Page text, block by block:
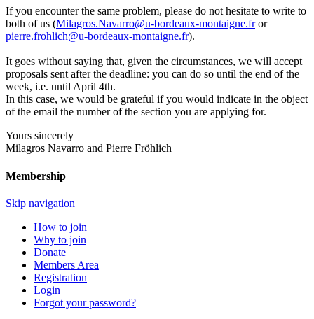
If you encounter the same problem, please do not hesitate to write to
both of us (Milagros.Navarro@u-bordeaux-montaigne.fror
pierre.frohlich@u-bordeaux-montaigne.fr).
It goes without saying that, given the circumstances, we will accept
proposals sent after the deadline: you can do so until the end of the
week, i.e. until April 4th.
In this case, we would be grateful if you would indicate in the object
of the email the number of the section you are applying for.
Yours sincerely
Milagros Navarro and Pierre Fröhlich
Membership
Skip navigation
How to join
Why to join
Donate
Members Area
Registration
Login
Forgot your password?